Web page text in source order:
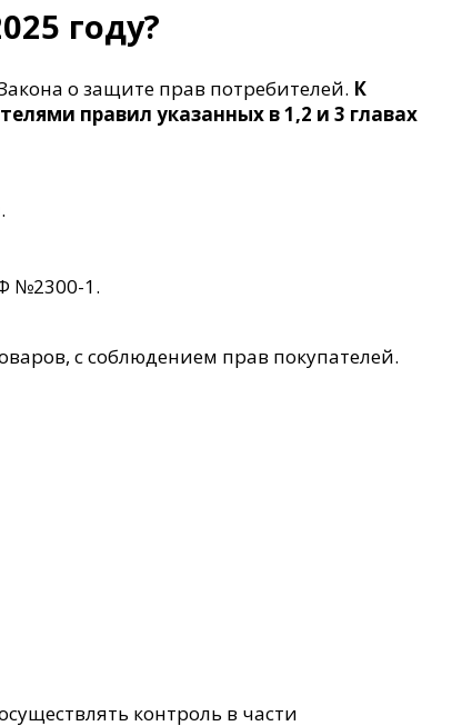
году?
о защите прав потребителей. К
правил указанных в 1,2 и 3 главах
№2300-1.
с соблюдением прав покупателей.
контроль в части